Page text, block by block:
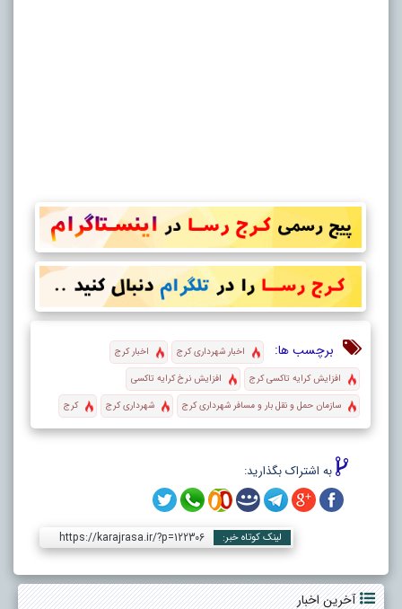
برچسب ها: اخبار شهرداری کرج
اخبار کرج
افزایش کرایه تاکسی کرج
افزایش نرخ کرایه تاکسی‌
سازمان حمل و نقل بار و مسافر شهرداری کرج
شهرداری کرج کرج
به اشتراک بگذارید:
لینک کوتاه خبر: https://karajrasa.ir/?p=122306
آخرین اخبار